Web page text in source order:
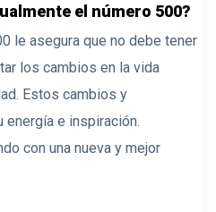
el número 500?
le asegura que no debe tener
los cambios en la vida
Estos cambios y
energía e inspiración.
con una nueva y mejor